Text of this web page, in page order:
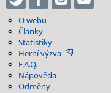
O webu
Články
Statistiky
Herní výzva
F.A.Q.
Nápověda
Odměny